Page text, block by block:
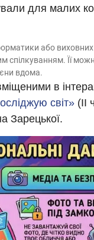
для малих
або
спілкуванням. Її
вдома.
в
світ»
Зарецької.